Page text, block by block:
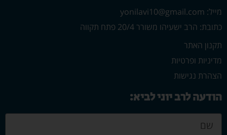
מייל: yonilavi10@gmail.com
כתובת: הרב ישעיהו משורר 20/4 פתח תקווה
תקנון האתר
מדיניות ופרטיות
הצהרת נגישות
הודעה לרב יוני לביא: